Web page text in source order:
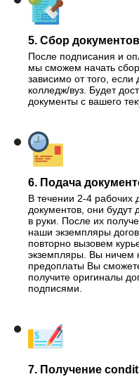
5. Сбор
После подписания и
мы сможем начать
зависимо от того,
колледж/вуз. Будет
документы с вашего
6. Подача
В течении 2-4 рабочих
документов, они будут
в руки. После их
наши экземпляры
повторно вызовем
экземпляры. Вы ничем
предоплаты Вы
получите оригиналы
подписями.
7. Получение